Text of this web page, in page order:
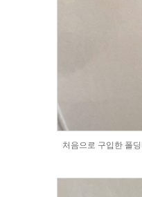
처음으로 구입한 폴